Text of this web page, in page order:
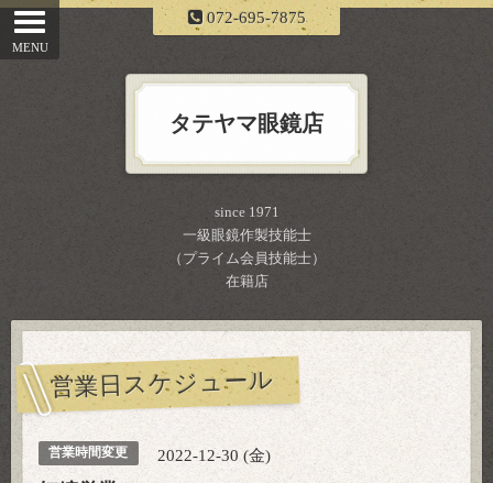
072-695-7875
タテヤマ眼鏡店
since 1971
一級眼鏡作製技能士
（プライム会員技能士）
在籍店
営業日スケジュール
営業時間変更 2022-12-30 (金)